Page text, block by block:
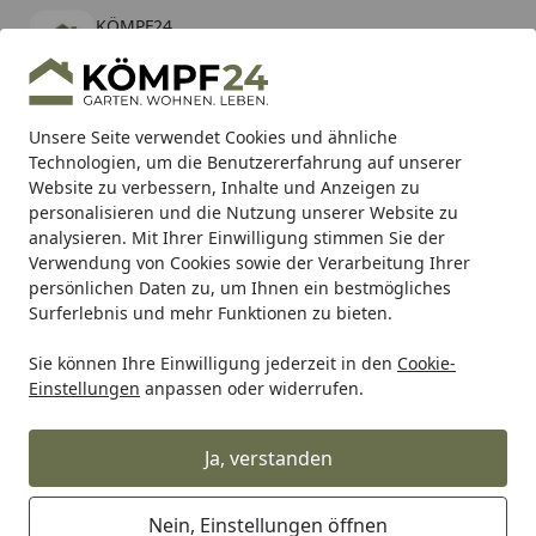
Unsere Seite verwendet Cookies und ähnliche
Technologien, um die Benutzererfahrung auf unserer
Website zu verbessern, Inhalte und Anzeigen zu
personalisieren und die Nutzung unserer Website zu
analysieren. Mit Ihrer Einwilligung stimmen Sie der
Verwendung von Cookies sowie der Verarbeitung Ihrer
persönlichen Daten zu, um Ihnen ein bestmögliches
Surferlebnis und mehr Funktionen zu bieten.
Sie können Ihre Einwilligung jederzeit in den Cookie-
Einstellungen anpassen oder widerrufen.
Ja, verstanden
Nein, Einstellungen öffnen
KÖMPF24
kostenlos - Im App Store
Hotline
Alle Produkte
Mein Konto
Suchen
Karibu Pools inkl. gratis Sandfilteranlage & Pool-
Starterset (Gesamtwert bis 468,99€)
Startseite
BTR Born to Ride BTR Zentralständer BTR
Zentralständer EVOLIFT® für Suzuki
GSX-S 1000 / F 15-21